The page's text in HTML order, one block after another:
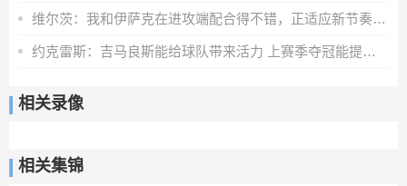
维尔茨：我和伊萨克在进攻端配合得不错，正适应新节奏和训练要求
约克雷斯：吉马良斯能给球队带来活力 上赛季夺冠能提振球队信心
相关录像
相关集锦